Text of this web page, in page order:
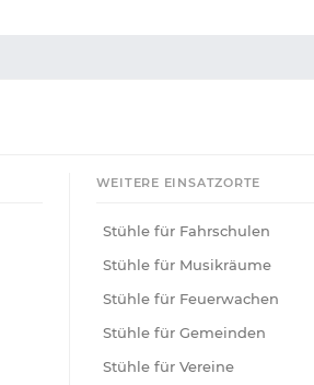
WEITERE EINSATZORTE
Stühle für Fahrschulen
Stühle für Musikräume
Stühle für Feuerwachen
Stühle für Gemeinden
Stühle für Vereine